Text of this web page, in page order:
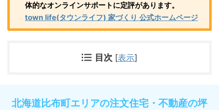
体的なオンラインサポートに定評があります。
town life(タウンライフ) 家づくり 公式ホームページ
目次 [表示]
北海道比布町エリアの注文住宅・不動産の坪